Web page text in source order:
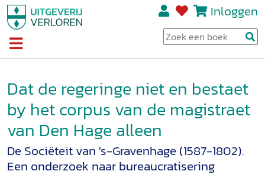
Inloggen
Dat de regeringe niet en bestaet
by het corpus van de magistraet
van Den Hage alleen
De Sociëteit van 's-Gravenhage (1587-1802).
Een onderzoek naar bureaucratisering